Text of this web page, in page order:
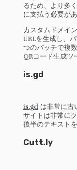
るため、より多
に支払う必要があ
カスタムドメイ
URLを生成し、
つのバッチで複
QRコード生成ツ
is.gd
is.gd は非常に古
サイトは非常に
後半のテキスト
Cutt.ly